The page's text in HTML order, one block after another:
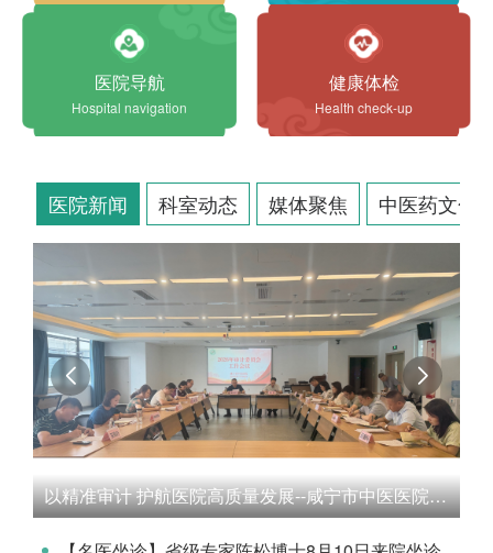
医院导航
Hospital navigation
健康体检
Health check-up
医院新闻 科室动态 媒体聚焦 中医药文化
以精准审计 护航医院高质量发展--咸宁市中医医院召开审计委员会工作会议